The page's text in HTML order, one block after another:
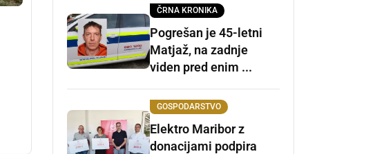
ČRNA KRONIKA
Pogrešan je 45-letni
Matjaž, na zadnje
viden pred enim ...
GOSPODARSTVO
Elektro Maribor z
donacijami podpira